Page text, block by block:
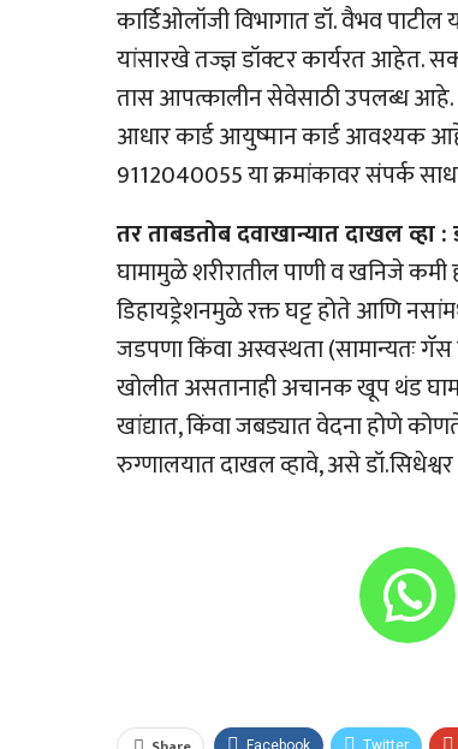
कार्डिओलॉजी विभागात डॉ. वैभव पाटील
यांसारखे तज्ज्ञ डॉक्टर कार्यरत आहेत.
तास आपत्कालीन सेवेसाठी उपलब्ध आहे.
आधार कार्ड आयुष्मान कार्ड आवश्यक
9112040055 या क्रमांकावर संपर्क
तर ताबडतोब दवाखान्यात दाखल व्हा :
घामामुळे शरीरातील पाणी व खनिजे कमी
डिहायड्रेशनमुळे रक्त घट्ट होते आणि
जडपणा किंवा अस्वस्थता (सामान्यतः
खोलीत असतानाही अचानक खूप थंड
खांद्यात, किंवा जबड्यात वेदना होणे
रुग्णालयात दाखल व्हावे, असे
Facebook Twitter